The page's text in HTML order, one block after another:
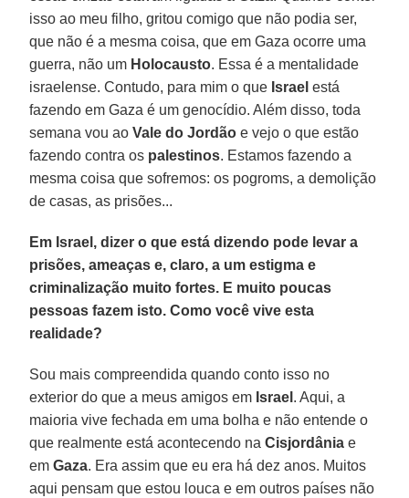
isso ao meu filho, gritou comigo que não podia ser,
que não é a mesma coisa, que em Gaza ocorre uma
guerra, não um Holocausto. Essa é a mentalidade
israelense. Contudo, para mim o que Israel está
fazendo em Gaza é um genocídio. Além disso, toda
semana vou aoVale do Jordão e vejo o que estão
fazendo contra os palestinos. Estamos fazendo a
mesma coisa que sofremos: os pogroms, a demolição
de casas, as prisões...
Em Israel, dizer o que está dizendo pode levar a
prisões, ameaças e, claro, a um estigma e
criminalização muito fortes. E muito poucas
pessoas fazem isto. Como você vive esta
realidade?
Sou mais compreendida quando conto isso no
exterior do que a meus amigos em Israel . Aqui, a
maioria vive fechada em uma bolha e não entende o
que realmente está acontecendo naCisjordânia e
emGaza. Era assim que eu era há dez anos. Muitos
aqui pensam que estou louca e em outros países não